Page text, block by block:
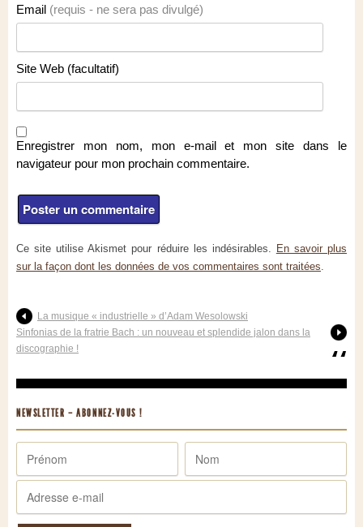
Email (requis - ne sera pas divulgé)
Site Web (facultatif)
Enregistrer mon nom, mon e-mail et mon site dans le
navigateur pour mon prochain commentaire.
Ce site utilise Akismet pour réduire les indésirables. En savoir plus
sur la façon dont les données de vos commentaires sont traitées
La musique « industrielle » d’Adam Wesolowski
Sinfonias de la fratrie Bach : un nouveau et splendide jalon dans la
discographie !
NEWSLETTER – ABONNEZ-VOUS !